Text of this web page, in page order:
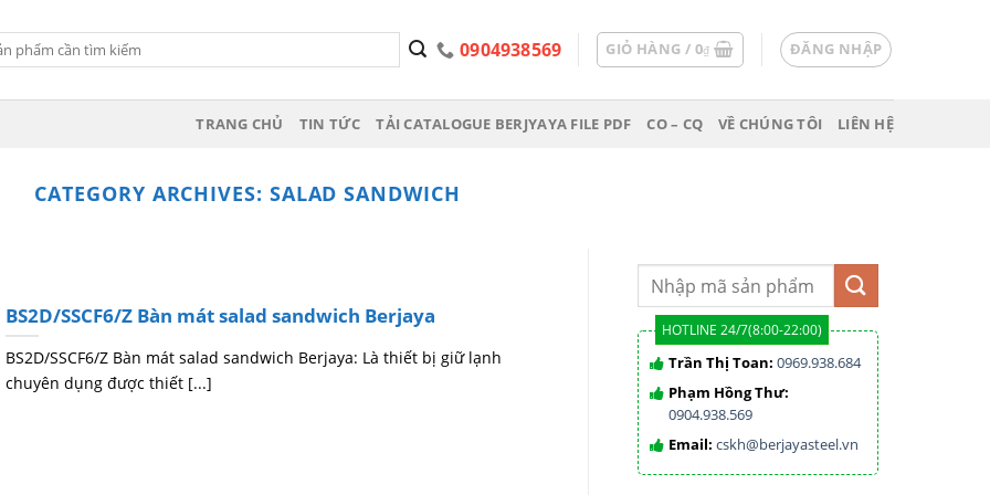
0904938569 GIỎ HÀNG / 0₫ ĐĂNG NHẬP
TRANG CHỦ TIN TỨC TẢI CATALOGUE BERJYAYA FILE PDF CO – CQ VỀ CHÚNG TÔI LIÊN HỆ
CATEGORY ARCHIVES: SALAD SANDWICH
BS2D/SSCF6/Z Bàn mát salad sandwich Berjaya
BS2D/SSCF6/Z Bàn mát salad sandwich Berjaya: Là thiết bị giữ lạnh
chuyên dụng được thiết [...]
HOTLINE 24/7(8:00-22:00)
Trần Thị Toan: 0969.938.684
Phạm Hồng Thư:
0904.938.569
Email: cskh@berjayasteel.vn